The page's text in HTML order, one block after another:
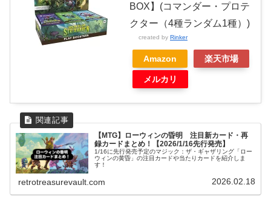
BOX】(コマンダー・プロテ
クター（4種ランダム1種）)
created by Rinker
Amazon 楽天市場
メルカリ
【MTG】ローウィンの昏明 注目新カード・再
録カードまとめ！【2026/1/16先行発売】
1/16に先行発売予定のマジック：ザ・ギャザリング「ロー
ウィンの黄昏」の注目カードや当たりカードを紹介しま
す！
retrotreasurevault.com 2026.02.18